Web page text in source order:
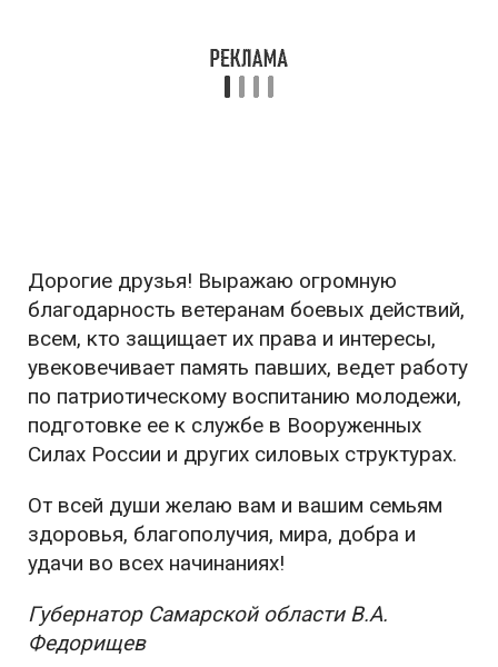
Дорогие друзья! Выражаю огромную
благодарность ветеранам боевых действий,
всем, кто защищает их права и интересы,
увековечивает память павших, ведет работу
по патриотическому воспитанию молодежи,
подготовке ее к службе в Вооруженных
Силах России и других силовых структурах.
От всей души желаю вам и вашим семьям
здоровья, благополучия, мира, добра и
удачи во всех начинаниях!
Губернатор Самарской области В.А.
Федорищев